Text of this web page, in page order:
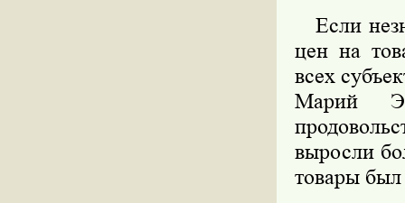
Если
цен на
всех
Марий
выросли
товары